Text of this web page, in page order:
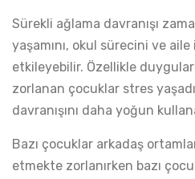
Sürekli ağlama davranışı
yaşamını, okul sürecini ve
etkileyebilir. Özellikle
zorlanan çocuklar stres
davranışını daha yoğun
Bazı çocuklar arkadaş
etmekte zorlanırken bazı